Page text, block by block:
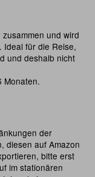
und wird
Ideal für die Reise,
und deshalb nicht
Monaten.
der
diesen auf Amazon
bitte erst
im stationären